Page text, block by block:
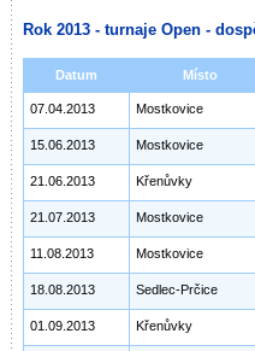
Rok 2013 - turnaje Open -
Datum Místo
07.04.2013 Mostkovice
15.06.2013 Mostkovice
21.06.2013 Křenůvky
21.07.2013 Mostkovice
11.08.2013 Mostkovice
18.08.2013 Sedlec-Prčice
01.09.2013 Křenůvky